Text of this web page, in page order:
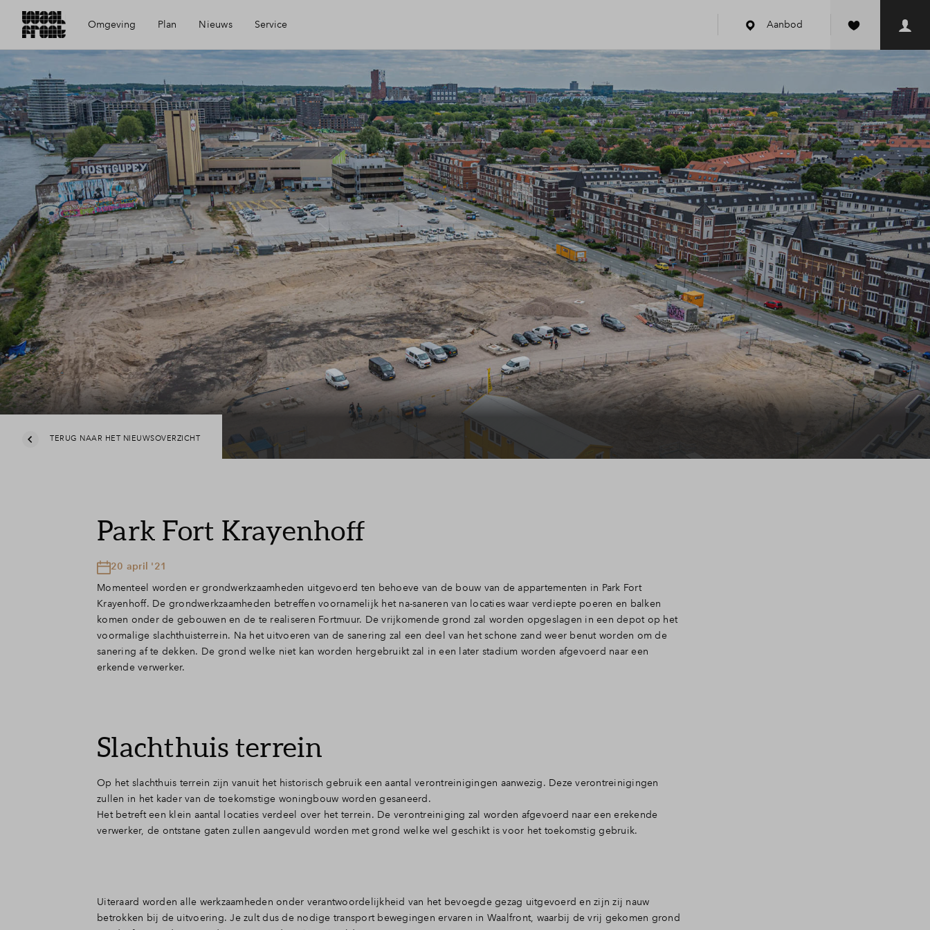
Omgeving
Ligging
Bereikbaarheid
Voorzieningen
Geschiedenis
De Nieuwe Honig
Nijmegen
Plan
Wijken
Planning
Nieuws Service
Financiele check
Financiering
Toewijzing
Woning kopen
Veelgestelde vragen
Contact
Aanbod
TERUG NAAR HET NIEUWSOVERZICHT
Park Fort Krayenhoff
20 april '21
Momenteel worden er grondwerkzaamheden uitgevoerd ten behoeve van de bouw van de appartementen in Park Fort
Krayenhoff. De grondwerkzaamheden betreffen voornamelijk het na-saneren van locaties waar verdiepte poeren en balken
komen onder de gebouwen en de te realiseren Fortmuur. De vrijkomende grond zal worden opgeslagen in een depot op het
voormalige slachthuisterrein. Na het uitvoeren van de sanering zal een deel van het schone zand weer benut worden om de
sanering af te dekken. De grond welke niet kan worden hergebruikt zal in een later stadium worden afgevoerd naar een
erkende verwerker.
Slachthuis terrein
Op het slachthuis terrein zijn vanuit het historisch gebruik een aantal verontreinigingen aanwezig. Deze verontreinigingen
zullen in het kader van de toekomstige woningbouw worden gesaneerd.
Het betreft een klein aantal locaties verdeel over het terrein. De verontreiniging zal worden afgevoerd naar een erekende
verwerker, de ontstane gaten zullen aangevuld worden met grond welke wel geschikt is voor het toekomstig gebruik.
Uiteraard worden alle werkzaamheden onder verantwoordelijkheid van het bevoegde gezag uitgevoerd en zijn zij nauw
betrokken bij de uitvoering. Je zult dus de nodige transport bewegingen ervaren in Waalfront, waarbij de vrij gekomen grond